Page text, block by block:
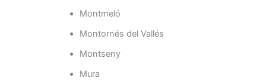
Montmeló
Montornés del Vallés
Montseny
Mura